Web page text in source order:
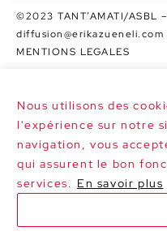
Nous utilisons des
l'expérience sur notre
navigation, vous
qui assurent le bon
services. En savoir plus
©2023 TANT’AMATI/ASBL –
diffusion@erikazueneli.com
MENTIONS LEGALES
>>>